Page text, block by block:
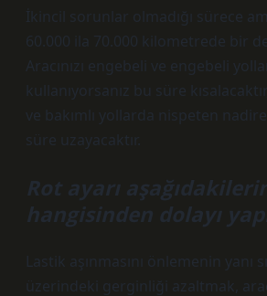
İkincil sorunlar olmadığı sürece
60.000 ila 70.000 kilometrede bir
Aracınızı engebeli ve engebeli
kullanıyorsanız bu süre
ve bakımlı yollarda nispeten
süre uzayacaktır.
Rot ayarı
hangisinden dolayı
Lastik aşınmasını önlemenin yanı
üzerindeki gerginliği azaltmak,